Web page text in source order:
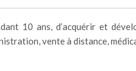
10 ans, d’acquérir et
vente à distance,